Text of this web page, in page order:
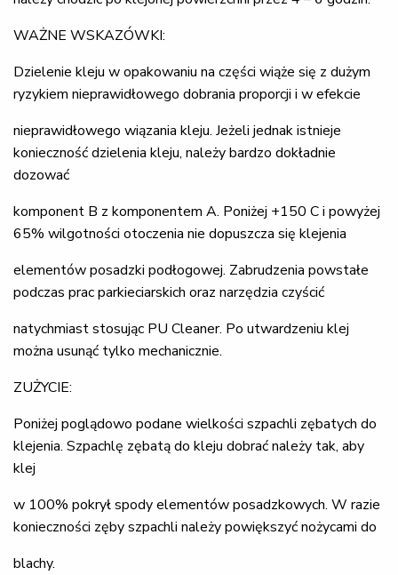
WAŻNE WSKAZÓWKI:
Dzielenie kleju w opakowaniu na części wiąże się z dużym
ryzykiem nieprawidłowego dobrania proporcji i w efekcie
nieprawidłowego wiązania kleju. Jeżeli jednak istnieje
konieczność dzielenia kleju, należy bardzo dokładnie
dozować
komponent B z komponentem A. Poniżej +150 C i powyżej
65% wilgotności otoczenia nie dopuszcza się klejenia
elementów posadzki podłogowej. Zabrudzenia powstałe
podczas prac parkieciarskich oraz narzędzia czyścić
natychmiast stosując PU Cleaner. Po utwardzeniu klej
można usunąć tylko mechanicznie.
ZUŻYCIE:
Poniżej poglądowo podane wielkości szpachli zębatych do
klejenia. Szpachlę zębatą do kleju dobrać należy tak, aby
klej
w 100% pokrył spody elementów posadzkowych. W razie
konieczności zęby szpachli należy powiększyć nożycami do
blachy.